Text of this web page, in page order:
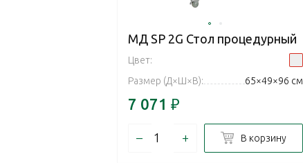
МД SP 2G Стол процедурный
Цвет:
Размер (Д×Ш×В):
65×49×96 см
7 071 ₽
– + В корзину